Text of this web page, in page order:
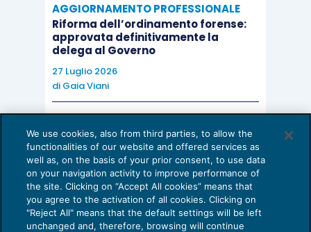
terzo (o, al limite, dello stesso
danneggiato), connotato da
imprevedibilità e inevitabilità, a
prescindere da qualsiasi profilo di colpa e
senza che venga in considerazione la
diligenza o meno del custode, non
assumendo rilievo, dunque, la
sussistenza o meno di omissioni o
violazioni di obblighi di legge, di regole
tecniche o di criteri di comune prudenza
da parte sua.
AGGIORNAMENTO PROFESSIONALE
Riforma dell’ordinamento forense:
approvata definitivamente la
delega al Governo
27 Luglio 2026
di Gaia Viani
Come evitare le allucinazioni dell’AI:
guida per l’avvocato
24 Luglio 2026
di Sofia Savoia
We use cookies, also from third parties, to allow the
functionalities of our website and offered services as
well as, on the basis of your prior consent, to use data
on your navigation activity to improve performance of
the site. Clicking on “Accept All cookies” means that
you agree to the activation of all cookies. Clicking on
"Reject All" means that the default settings will be left
unchanged and, therefore, browsing will continue